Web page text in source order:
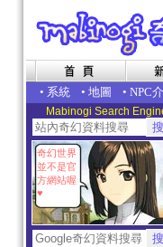
• 系統 • 地圖 • NPC
Mabinogi Search
奇幻世界
並不是官
方網站喔
♥